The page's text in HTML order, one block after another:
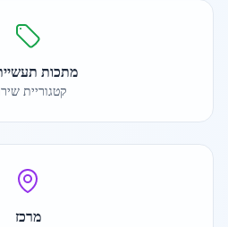
מתכות
קטגוריית
מרכז